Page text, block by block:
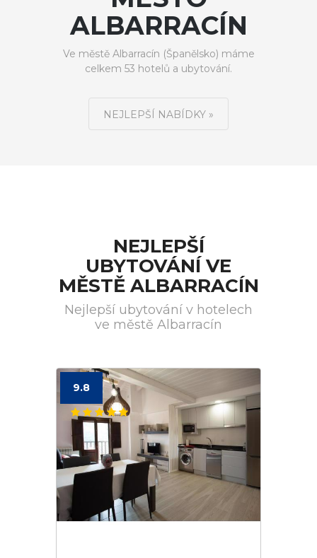
ALBARRACÍN
Ve městě Albarracín (Španělsko) máme
celkem 53 hotelů a ubytování.
NEJLEPŠÍ NABÍDKY »
NEJLEPŠÍ
UBYTOVÁNÍ VE
MĚSTĚ ALBARRACÍN
Nejlepší ubytování v hotelech
ve městě Albarracín
9.8